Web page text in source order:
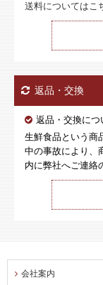
送料についてはこ
返品・交換
返品・交換につ
生鮮食品という商
中の事故により、
内に弊社へご連絡
会社案内